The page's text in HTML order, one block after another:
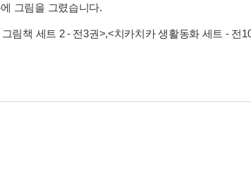
그림을 그렸습니다.
림책 세트 2 - 전3권>,<치카치카 생활동화 세트 - 전